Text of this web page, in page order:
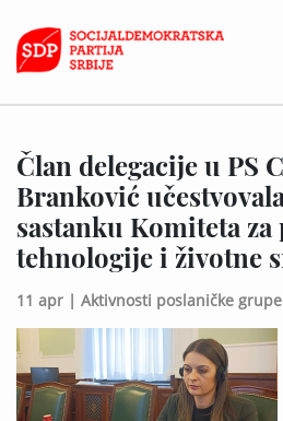
Član delegacije u PS
Branković
sastanku Komiteta za
tehnologije i životne
11 apr | Aktivnosti poslaničke grupe